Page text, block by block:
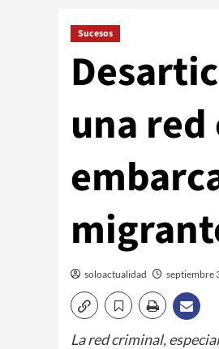
Sucesos
una
soloactualidad septiembre
La red criminal,